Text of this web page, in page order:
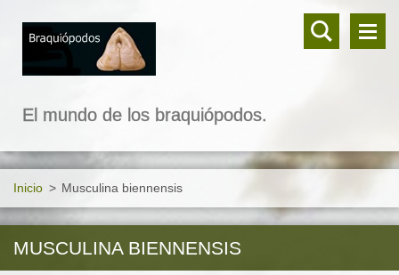
El mundo de los braquiópodos.
Inicio > Musculina biennensis
MUSCULINA BIENNENSIS